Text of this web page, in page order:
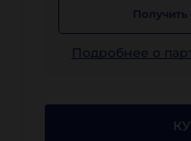
Получить
Подробнее о